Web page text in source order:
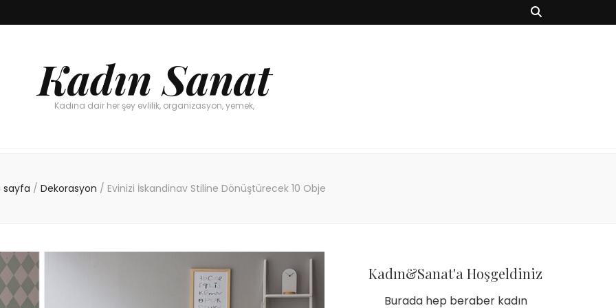
Kadın Sanat
Kadına dair her şey evlilik, organizasyon, yemek,
sayfa / Dekorasyon / Evinizi İskandinav Stiline Dönüştürecek 10 Obje
Kadın&Sanat'a Hoşgeldiniz
Burada hep beraber kadın